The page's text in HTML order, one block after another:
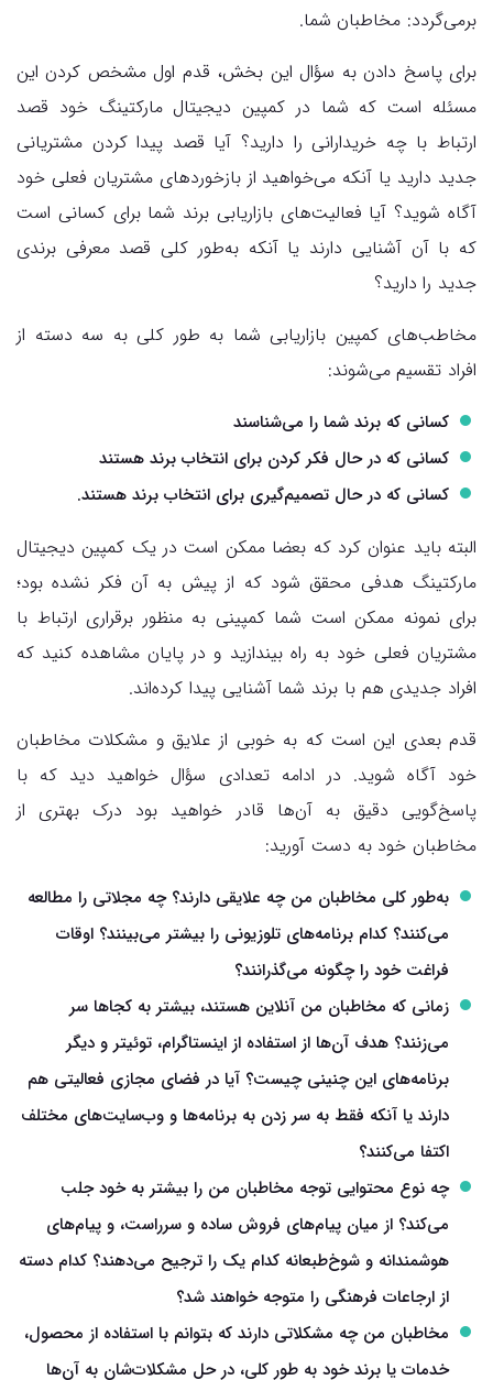
برمی‌گردد: مخاطبان شما.
برای پاسخ دادن به سؤال این بخش، قدم اول مشخص کردن این
مسئله است که شما در کمپین دیجیتال مارکتینگ خود قصد
ارتباط با چه خریدارانی را دارید؟ آیا قصد پیدا کردن مشتریانی
جدید دارید یا آنکه می‌خواهید از بازخوردهای مشتریان فعلی خود
آگاه شوید؟ آیا فعالیت‌های بازاریابی برند شما برای کسانی است
که با آن آشنایی دارند یا آنکه به‌طور کلی قصد معرفی برندی
جدید را دارید؟
مخاطب‌های کمپین بازاریابی شما به طور کلی به سه دسته از
افراد تقسیم می‌شوند:
کسانی که برند شما را می‌شناسند
کسانی که در حال فکر کردن برای انتخاب برند هستند
کسانی که در حال تصمیم‌گیری برای انتخاب برند هستند.
البته باید عنوان کرد که بعضا ممکن است در یک کمپین‌ دیجیتال
مارکتینگ هدفی محقق شود که از پیش به آن فکر نشده بود؛
برای نمونه ممکن است شما کمپینی به منظور برقراری ارتباط با
مشتریان فعلی خود به راه بیندازید و در پایان مشاهده کنید که
افراد جدیدی هم با برند شما آشنایی پیدا کرده‌اند.
قدم بعدی این است که به خوبی از علایق و مشکلات مخاطبان
خود آگاه شوید. در ادامه تعدادی سؤال خواهید دید که با
پاسخ‌گویی دقیق به آن‌ها قادر خواهید بود درک بهتری از
مخاطبان خود به دست آورید:
به‌طور کلی مخاطبان من چه علایقی دارند؟ چه مجلاتی را مطالعه
می‌کنند؟ کدام برنامه‌های تلوزیونی را بیشتر می‌بینند؟ اوقات
فراغت خود را چگونه می‌گذرانند؟
زمانی که مخاطبان من آنلاین هستند، بیشتر به کجاها سر
می‌زنند؟ هدف آن‌ها از استفاده از اینستاگرام، توئیتر و دیگر
برنامه‌های این چنینی چیست؟ آیا در فضای مجازی فعالیتی هم
دارند یا آنکه فقط به سر زدن به برنامه‌ها و وب‌سایت‌های مختلف
اکتفا می‌کنند؟
چه نوع محتوایی توجه مخاطبان من را بیشتر به خود جلب
می‌کند؟ از میان پیام‌های فروش ساده و سرراست، و پیام‌های
هوشمندانه و شوخ‌طبعانه کدام یک را ترجیح می‌دهند؟ کدام دسته
از ارجاعات فرهنگی را متوجه خواهند شد؟
مخاطبان من چه مشکلاتی دارند که بتوانم با استفاده از محصول،
خدمات یا برند خود به طور کلی، در حل مشکلات‌شان به آن‌ها